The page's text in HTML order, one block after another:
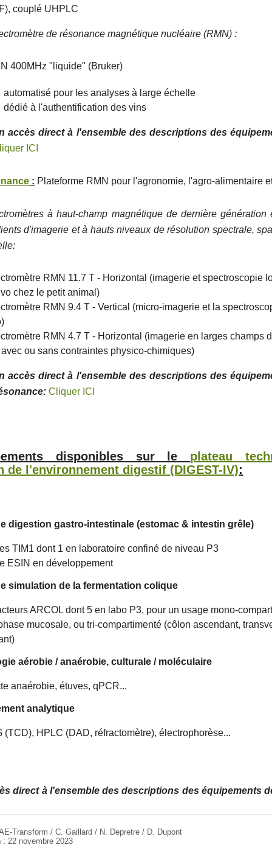
couplé UHPLC
de résonance magnétique nucléaire (RMN) :
400MHz "liquide" (Bruker)
automatisé pour les analyses à large échelle
dédié à l'authentification des vins
accès direct à l'ensemble des descriptions des
ICI
: Plateforme RMN pour l'agronomie, l'agro-alimentaire
à haut-champ magnétique de dernière génération
d'imagerie et à hauts niveaux de résolution spectrale,
RMN 11.7 T - Horizontal (imagerie et spectroscopie
chez le petit animal)
RMN 9.4 T - Vertical (micro-imagerie et la
RMN 4.7 T - Horizontal (imagerie en larges champs
ou sans contraintes physico-chimiques)
accès direct à l'ensemble des descriptions des
Cliquer ICI
disponibles sur le plateau
de l'environnement digestif (DIGEST-IV):
digestion gastro-intestinale (estomac & intestin grêle)
TIM1 dont 1 en laboratoire confiné de niveau P3
ESIN en développement
simulation de la fermentation colique
ARCOL dont 5 en labo P3, pour un usage mono-
mucosale, ou tri-compartimenté (côlon ascendant,
aérobie / anaérobie, culturale / moléculaire
anaérobie, étuves, qPCR...
analytique
(TCD), HPLC (DAD, réfractomètre), électrophorèse...
direct à l'ensemble des descriptions des équipements
Transform / C. Gaillard / N. Depretre / D. Dupont
:22 novembre 2023